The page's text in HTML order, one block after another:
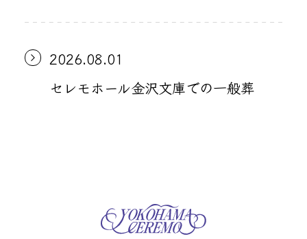
2026.08.01
セレモホール金沢文庫での一般葬